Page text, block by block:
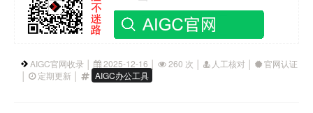
AIGC官网收录 │ 2025-12-16 │ 260 次 │ 人工核对 │
官网认证
│
定期更新 │ AIGC办公工具